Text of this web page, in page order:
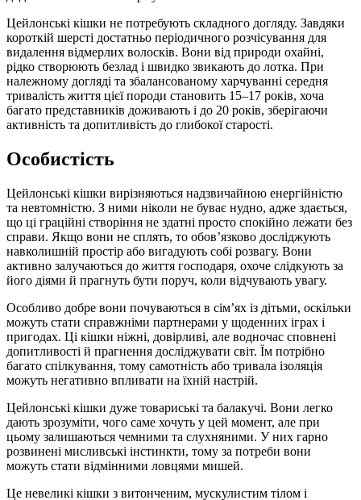
Цейлонські кішки не потребують складного догляду. Завдяки
короткій шерсті достатньо періодичного розчісування для
видалення відмерлих волосків. Вони від природи охайні,
рідко створюють безлад і швидко звикають до лотка. При
належному догляді та збалансованому харчуванні середня
тривалість життя цієї породи становить 15–17 років, хоча
багато представників доживають і до 20 років, зберігаючи
активність та допитливість до глибокої старості.
Особистість
Цейлонські кішки вирізняються надзвичайною енергійністю
та невтомністю. З ними ніколи не буває нудно, адже здається,
що ці граційні створіння не здатні просто спокійно лежати без
справи. Якщо вони не сплять, то обов’язково досліджують
навколишній простір або вигадують собі розвагу. Вони
активно залучаються до життя господаря, охоче слідкують за
його діями й прагнуть бути поруч, коли відчувають увагу.
Особливо добре вони почуваються в сім’ях із дітьми, оскільки
можуть стати справжніми партнерами у щоденних іграх і
пригодах. Ці кішки ніжні, довірливі, але водночас сповнені
допитливості й прагнення досліджувати світ. Їм потрібно
багато спілкування, тому самотність або тривала ізоляція
можуть негативно впливати на їхній настрій.
Цейлонські кішки дуже товариські та балакучі. Вони легко
дають зрозуміти, чого саме хочуть у цей момент, але при
цьому залишаються чемними та слухняними. У них гарно
розвинені мисливські інстинкти, тому за потреби вони
можуть стати відмінними ловцями мишей.
Це невеликі кішки з витонченим, мускулистим тілом і